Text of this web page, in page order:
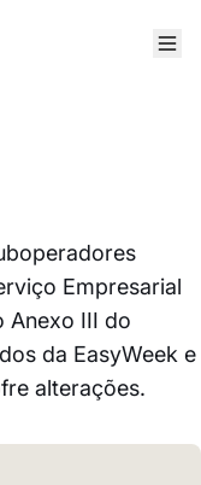
Empresarial
Anexo III do
da EasyWeek e
alterações.